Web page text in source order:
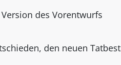
des Vorentwurfs
den neuen